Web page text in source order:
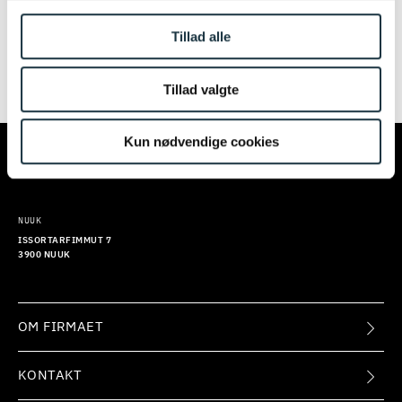
Tillad alle
Tillad valgte
Kun nødvendige cookies
igen senere. Vi beklager ulejligheden.
TILMELD
1560 KØBENHAVN V
EUROPAPLADS 8
8000 AARHUS C
NUUK
ISSORTARFIMMUT 7
3900 NUUK
OM FIRMAET
KONTAKT